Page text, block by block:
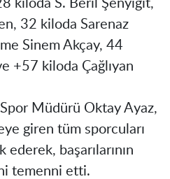
kiloda S. Beril Şenyiğit,
32 kiloda Sarenaz
Sinem Akçay, 44
+57 kiloda Çağlıyan
Müdürü Oktay Ayaz,
giren tüm sporcuları
başarılarının
temenni etti.